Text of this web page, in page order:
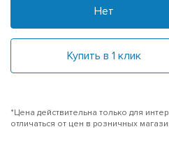
Нет
Купить в 1 клик
*Цена действительна только для
отличаться от цен в розничных